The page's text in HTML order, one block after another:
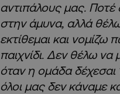
αντιπάλους μας.
στην άμυνα, αλλά
εκτίθεμαι και νομίζω
παιχνίδι. Δεν θέλω να
όταν η ομάδα δέχεσαι
όλοι μας δεν κάναμε